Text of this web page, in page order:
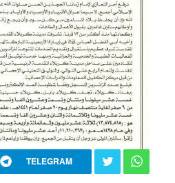
TELEGRAM